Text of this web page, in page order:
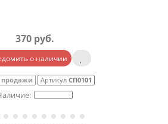
370 руб.
о наличии
продажи Артикул СП0101